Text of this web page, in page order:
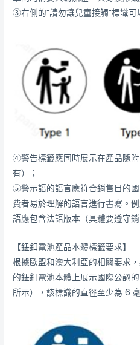
③右側的”請勿讓兒童接觸”標識可
④警告標籤應同時展示在產品隨
有）；
⑤警示語的語言應符合銷售目的
費者易於理解的語言進行書寫。
語應包含法語版本（具體要遵守
【鈕釦電池產品本體標籤要求】
根據歐盟和澳大利亞的相關要求
的鈕釦電池本體上展示國際公認
所示），該標識的直徑至少為 6